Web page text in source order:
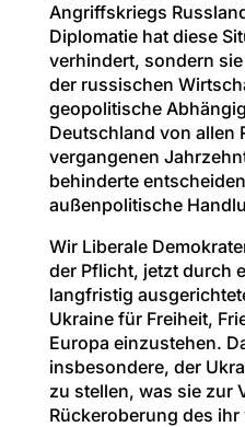
Angriffskriegs
Diplomatie hat diese
verhindert, sondern
der russischen
geopolitische
Deutschland von allen
vergangenen
behinderte
außenpolitische
Wir Liberale
der Pflicht, jetzt durch
langfristig
Ukraine für Freiheit,
Europa einzustehen.
insbesondere, der
zu stellen, was sie zur
Rückeroberung des